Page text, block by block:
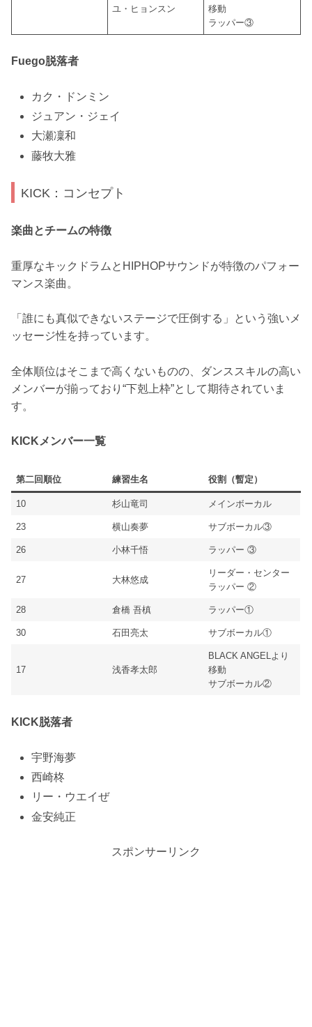
ユ・ヒョンスン
移動
ラッパー③
Fuego脱落者
カク・ドンミン
ジュアン・ジェイ
大瀬凜和
藤牧大雅
KICK：コンセプト
楽曲とチームの特徴
重厚なキックドラムとHIPHOPサウンドが特徴のパフォー
マンス楽曲。
「誰にも真似できないステージで圧倒する」という強いメ
ッセージ性を持っています。
全体順位はそこまで高くないものの、ダンススキルの高い
メンバーが揃っており“下剋上枠”として期待されていま
す。
KICKメンバー一覧
第二回順位 練習生名 役割（暫定）
10 杉山竜司 メインボーカル
23 横山奏夢 サブボーカル③
26 小林千悟 ラッパー ③
27 大林悠成
リーダー・センター
ラッパー ②
28 倉橋 吾槙 ラッパー①
30 石田亮太 サブボーカル①
17 浅香孝太郎
BLACK ANGELより
移動
サブボーカル②
KICK脱落者
宇野海夢
西崎柊
リー・ウエイぜ
金安純正
スポンサーリンク